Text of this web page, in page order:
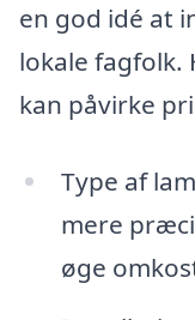
en god idé at
lokale fagfolk.
kan påvirke
Type af
mere
øge